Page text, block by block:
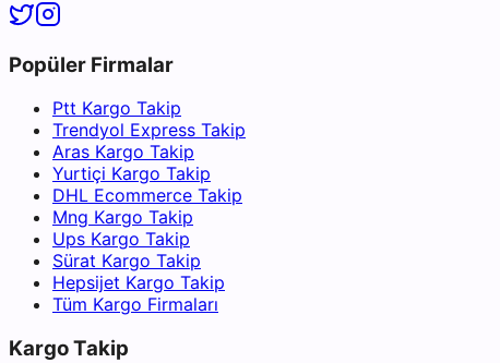
Popüler Firmalar
Ptt Kargo Takip
Trendyol Express Takip
Aras Kargo Takip
Yurtiçi Kargo Takip
DHL Ecommerce Takip
Mng Kargo Takip
Ups Kargo Takip
Sürat Kargo Takip
Hepsijet Kargo Takip
Tüm Kargo Firmaları
Kargo Takip